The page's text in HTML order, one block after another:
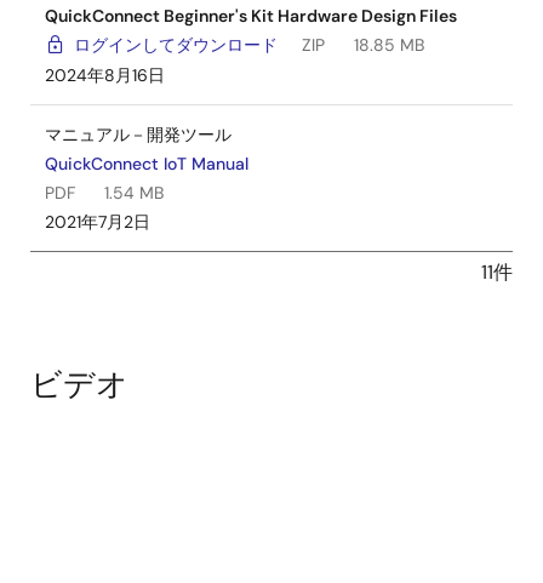
QuickConnect Beginner's Kit Hardware Design Files
ログインしてダウンロード
ZIP
18.85 MB
2024年8月16日
マニュアル－開発ツール
QuickConnect IoT Manual
PDF
1.54 MB
2021年7月2日
11件
ビデオ